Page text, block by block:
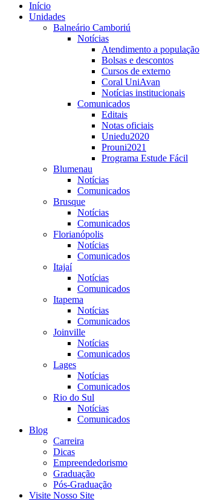
Início
Unidades
Balneário Camboriú
Notícias
Atendimento a população
Bolsas e descontos
Cursos de externo
Coral UniAvan
Notícias institucionais
Comunicados
Editais
Notas oficiais
Uniedu2020
Prouni2021
Programa Estude Fácil
Blumenau
Notícias
Comunicados
Brusque
Notícias
Comunicados
Florianópolis
Notícias
Comunicados
Itajaí
Notícias
Comunicados
Itapema
Notícias
Comunicados
Joinville
Notícias
Comunicados
Lages
Notícias
Comunicados
Rio do Sul
Notícias
Comunicados
Blog
Carreira
Dicas
Empreendedorismo
Graduação
Pós-Graduação
Visite Nosso Site